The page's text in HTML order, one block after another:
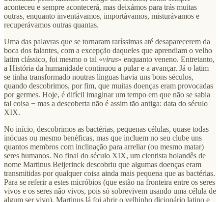
aconteceu e sempre acontecerá, mas deixámos para trás muitas
outras, enquanto inventávamos, importávamos, misturávamos e
recuperávamos outras quantas.
Uma das palavras que se tornaram raríssimas até desaparecerem da
boca dos falantes, com a excepção daqueles que aprendiam o velho
latim clássico, foi mesmo o tal «virus» enquanto veneno. Entretanto,
a História da humanidade continuou a pular e a avançar. Já o latim
se tinha transformado noutras línguas havia uns bons séculos,
quando descobrimos, por fim, que muitas doenças eram provocadas
por germes. Hoje, é difícil imaginar um tempo em que não se sabia
tal coisa − mas a descoberta não é assim tão antiga: data do século
XIX.
No início, descobrimos as bactérias, pequenas células, quase todas
inócuas ou mesmo benéficas, mas que incluem no seu clube uns
quantos membros com inclinação para arreliar (ou mesmo matar)
seres humanos. No final do século XIX, um cientista holandês de
nome Martinus Beijerinck descobriu que algumas doenças eram
transmitidas por qualquer coisa ainda mais pequena que as bactérias.
Para se referir a estes micróbios (que estão na fronteira entre os seres
vivos e os seres não vivos, pois só sobrevivem usando uma célula de
algum ser vivo), Martinus lá foi abrir o velhinho dicionário latino e